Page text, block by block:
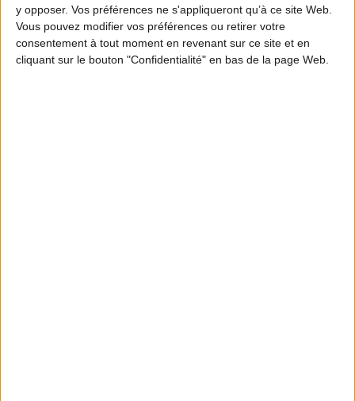
y opposer. Vos préférences ne s'appliqueront qu’à ce site Web.
Vous pouvez modifier vos préférences ou retirer votre
consentement à tout moment en revenant sur ce site et en
cliquant sur le bouton "Confidentialité" en bas de la page Web.